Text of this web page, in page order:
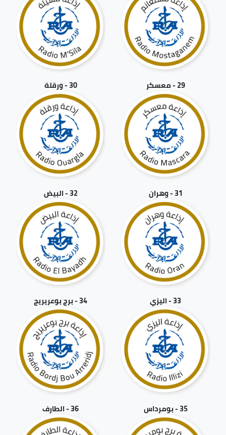
29 - معسكر 30 - ورقلة
31 - وهران 32 - البيض
33 - اليزي 34 - برج بوعريريج
35 - بومرداس 36 - الطارف